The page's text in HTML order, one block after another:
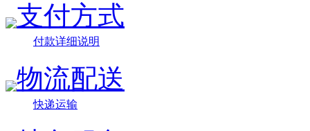
支付方式
付款详细说明
物流配送
快递运输